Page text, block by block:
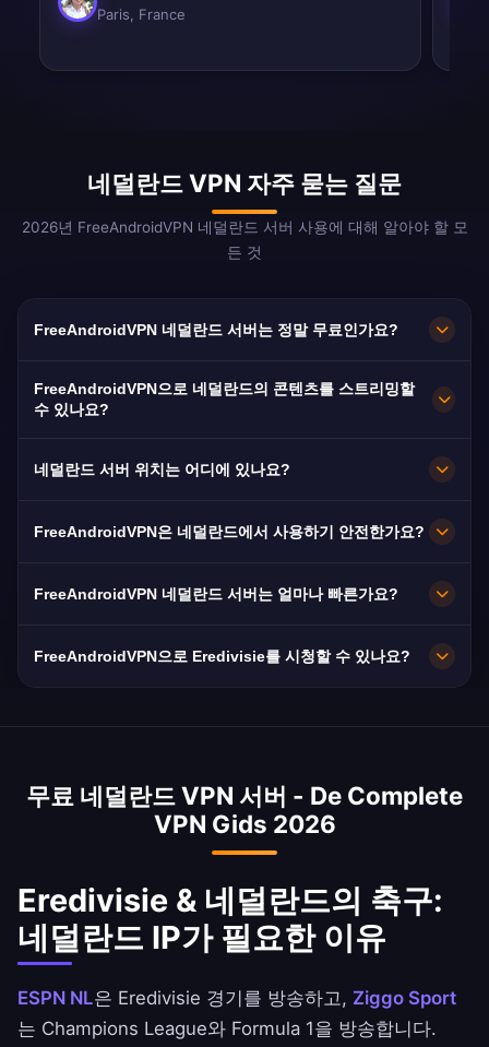
Paris, France
네덜란드 VPN 자주 묻는 질문
2026년 FreeAndroidVPN 네덜란드 서버 사용에 대해 알아야 할 모
든 것
FreeAndroidVPN 네덜란드 서버는 정말 무료인가요?
용 없이 100% 무료입니다. 암스테르담, 로테르담,
서버에 무제한 접속을 제공합니다.
FreeAndroidVPN으로 네덜란드의 콘텐츠를 스트리밍할
수 있나요?
Videoland, Ziggo Sport 스트리밍에 최적화되어
트리밍을 제공합니다.
네덜란드 서버 위치는 어디에 있나요?
로테르담, 헤이그, 위트레흐트, 에인트호번에 여러
위해 10Gbps 연결을 제공합니다. 앱에서 선호하는
최적의 성능을 얻을 수 있습니다.
FreeAndroidVPN은 네덜란드에서 사용하기 안전한가요?
Persoonsgegevens 하의 네덜란드의 강력한
추가 보호를 제공합니다.
FreeAndroidVPN 네덜란드 서버는 얼마나 빠른가요?
평균 속도는 240Mbps로 유럽에서 가장 빠른 수준
에 연결됩니다.
FreeAndroidVPN으로 Eredivisie를 시청할 수 있나요?
청할 수 있습니다. NPO는 네덜란드 IP로 KNVB 컵
무료 네덜란드 VPN 서버 - De Complete
VPN Gids 2026
Eredivisie & 네덜란드의 축구:
네덜란드 IP가 필요한 이유
ESPN NL은 Eredivisie 경기를 방송하고, Ziggo Sport
는 Champions League와 Formula 1을 방송합니다.